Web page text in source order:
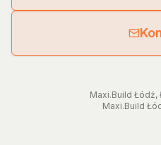
Maxi.Build Łódź,
Maxi.Build